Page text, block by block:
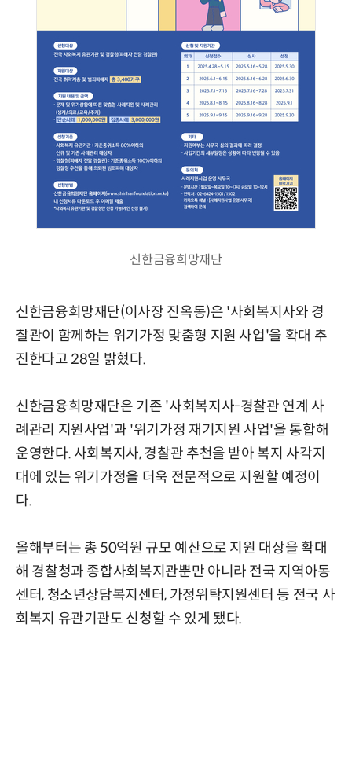
신한금융희망재단
신한금융희망재단(이사장 진옥동)은 '사회복지사와 경
찰관이 함께하는 위기가정 맞춤형 지원 사업'을 확대 추
진한다고 28일 밝혔다.
신한금융희망재단은 기존 '사회복지사-경찰관 연계 사
례관리 지원사업'과 '위기가정 재기지원 사업'을 통합해
운영한다. 사회복지사, 경찰관 추천을 받아 복지 사각지
대에 있는 위기가정을 더욱 전문적으로 지원할 예정이
다.
올해부터는 총 50억원 규모 예산으로 지원 대상을 확대
해 경찰청과 종합사회복지관뿐만 아니라 전국 지역아동
센터, 청소년상담복지센터, 가정위탁지원센터 등 전국 사
회복지 유관기관도 신청할 수 있게 됐다.